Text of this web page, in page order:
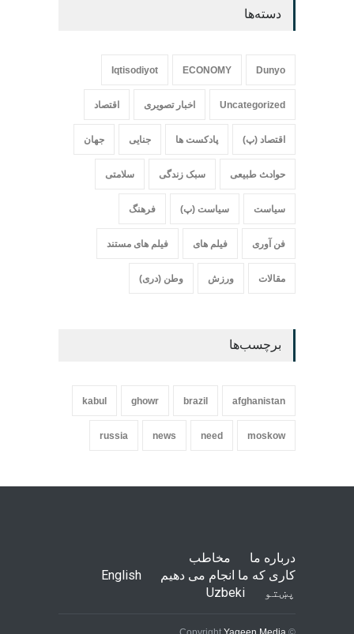
دسته‌ها
Dunyo
ECONOMY
Iqtisodiyot
Uncategorized اخبار تصویری اقتصاد
اقتصاد (پ) پادکست ها جنایی جهان
حواد‍‍‍ث طبیعی سبک زندگی سلامتی
سیاست سیاست (پ) فرهنگ
فن آوری فیلم های فیلم های مستند
مقالات ورزش وطن (دری)
برچسب‌ها
afghanistan
brazil
ghowr
kabul
moskow
need
news
russia
درباره ما
مخاطب
کاری که ما انجام می دهیم
English
پښتو
Uzbeki